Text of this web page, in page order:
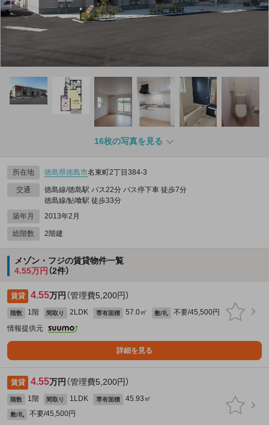
16枚の写真を見る
所在地 徳島県徳島市名東町2丁目384‐3
交通
徳島線/徳島駅 バス22分 バス停下車 徒歩7分
徳島線/鮎喰駅 徒歩33分
築年月
2013年2月
総階数 2階建
メゾン・フジの賃貸物件一覧
4.55万円 （2件）
賃貸 4.55万円 （管理費5,200円）
階数 1階 間取り 2LDK 専有面積 57.0㎡ 敷/礼
不要/45,500円
情報提供元
詳細を見る
賃貸 4.55万円 （管理費5,200円）
階数 1階 間取り 1LDK 専有面積 45.93㎡
敷/礼
不要/45,500円